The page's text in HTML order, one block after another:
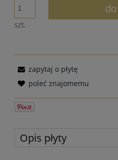
szt.
zapytaj o płytę
poleć znajomemu
Opis płyty